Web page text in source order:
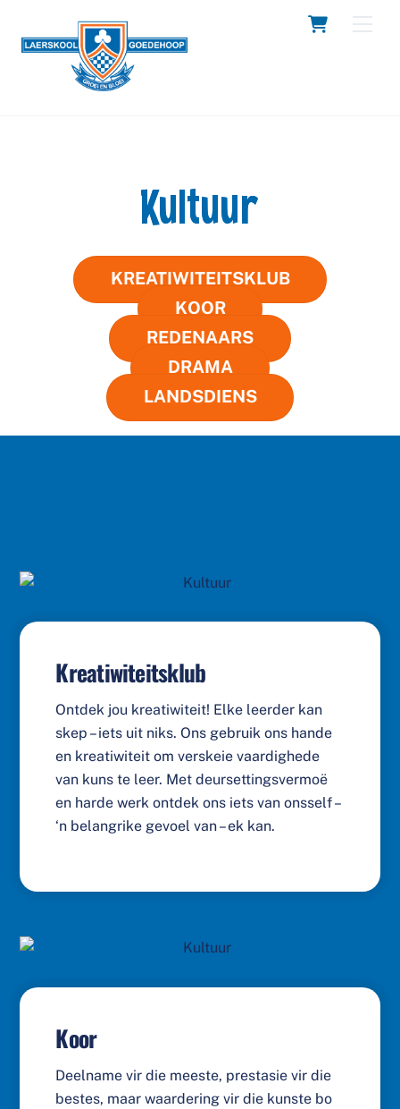
content
Kultuur
KREATIWITEITSKLUB
KOOR
REDENAARS
DRAMA
LANDSDIENS
Kreatiwiteitsklub
Ontdek jou kreatiwiteit! Elke leerder kan
skep – iets uit niks. Ons gebruik ons hande
en kreatiwiteit om verskeie vaardighede
van kuns te leer. Met deursettingsvermoë
en harde werk ontdek ons iets van onsself –
‘n belangrike gevoel van – ek kan.
Koor
Deelname vir die meeste, prestasie vir die
bestes, maar waardering vir die kunste bo